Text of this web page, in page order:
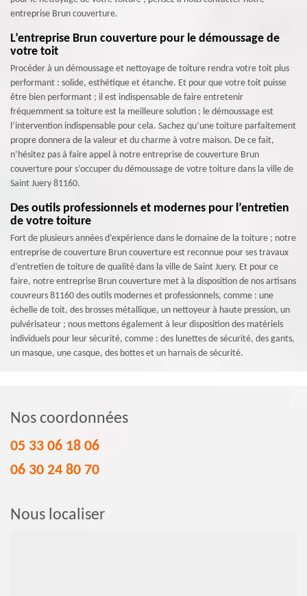
entreprise Brun couverture.
L’entreprise Brun couverture pour le démoussage de
votre toit
Procéder à un démoussage et nettoyage de toiture rendra votre toit plus
performant : solide, esthétique et étanche. Et pour que votre toit puisse
être bien performant ; il est indispensable de faire entretenir
fréquemment sa toiture est la meilleure solution ; le démoussage est
l’intervention indispensable pour cela. Sachez qu’une toiture parfaitement
propre donnera de la valeur et du charme à votre maison. De ce fait,
n’hésitez pas à faire appel à notre entreprise de couverture Brun
couverture pour s’occuper du démoussage de votre toiture dans la ville de
Saint Juery 81160.
Des outils professionnels et modernes pour l’entretien
de votre toiture
Fort de plusieurs années d’expérience dans le domaine de la toiture ; notre
entreprise de couverture Brun couverture est reconnue pour ses travaux
d’entretien de toiture de qualité dans la ville de Saint Juery. Et pour ce
faire, notre entreprise Brun couverture met à la disposition de nos artisans
couvreurs 81160 des outils modernes et professionnels, comme : une
échelle de toit, des brosses métallique, un nettoyeur à haute pression, un
pulvérisateur ; nous mettons également à leur disposition des matériels
individuels pour leur sécurité, comme : des lunettes de sécurité, des gants,
un masque, une casque, des bottes et un harnais de sécurité.
Nos coordonnées
05 33 06 18 06
06 30 24 80 70
Nous localiser